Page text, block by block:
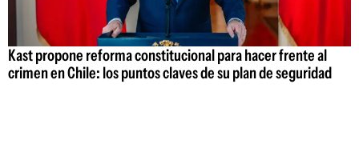
Kast propone reforma constitucional para hacer frente al
crimen en Chile: los puntos claves de su plan de seguridad